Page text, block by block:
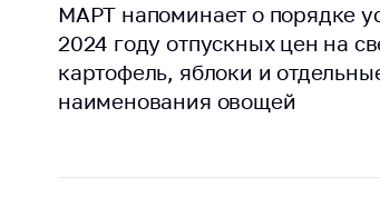
Защита
персональных
данных
Новости
МАРТ напоминает о порядке
2024 году отпускных цен на
картофель, яблоки и
наименования овощей